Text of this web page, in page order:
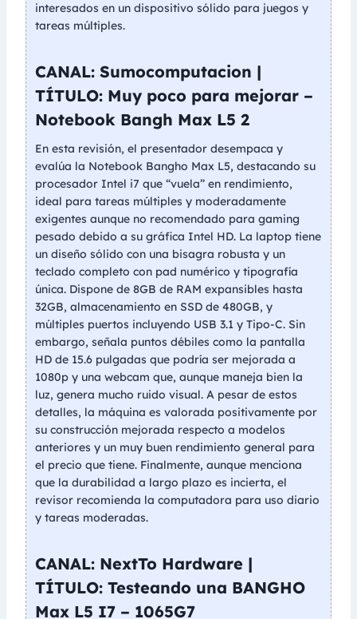
interesados en un dispositivo sólido para juegos y
tareas múltiples.
CANAL: Sumocomputacion |
TÍTULO: Muy poco para mejorar –
Notebook Bangh Max L5 2
En esta revisión, el presentador desempaca y
evalúa la Notebook Bangho Max L5, destacando su
procesador Intel i7 que “vuela” en rendimiento,
ideal para tareas múltiples y moderadamente
exigentes aunque no recomendado para gaming
pesado debido a su gráfica Intel HD. La laptop tiene
un diseño sólido con una bisagra robusta y un
teclado completo con pad numérico y tipografía
única. Dispone de 8GB de RAM expansibles hasta
32GB, almacenamiento en SSD de 480GB, y
múltiples puertos incluyendo USB 3.1 y Tipo-C. Sin
embargo, señala puntos débiles como la pantalla
HD de 15.6 pulgadas que podría ser mejorada a
1080p y una webcam que, aunque maneja bien la
luz, genera mucho ruido visual. A pesar de estos
detalles, la máquina es valorada positivamente por
su construcción mejorada respecto a modelos
anteriores y un muy buen rendimiento general para
el precio que tiene. Finalmente, aunque menciona
que la durabilidad a largo plazo es incierta, el
revisor recomienda la computadora para uso diario
y tareas moderadas.
CANAL: NextTo Hardware |
TÍTULO: Testeando una BANGHO
Max L5 I7 – 1065G7